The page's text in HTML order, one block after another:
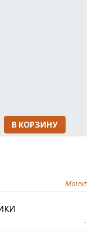
В КОРЗИНУ
Molext
-